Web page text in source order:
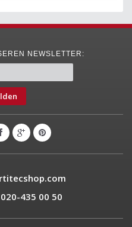
NEWSLETTER:
020-435 00 50